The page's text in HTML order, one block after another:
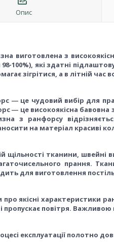
Опис
виготовлена з
100%), які здатні
зігрітися, а в літній
― це чудовий вибір для
― це високоякісна бавовна
з ранфорсу
на матеріал красиві
щільності тканини, швейні
прання.
для виготовлення
якісні характеристики
пропускає повітря.
експлуатації полотно